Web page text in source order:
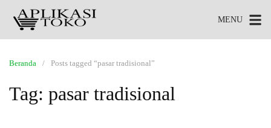
MENU
Beranda Posts tagged “pasar tradisional”
Tag: pasar tradisional